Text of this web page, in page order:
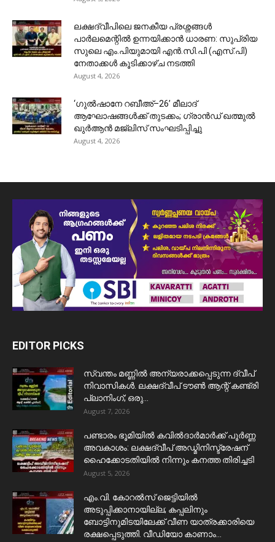
ലക്ഷദ്വീപിലെ ജനകീയ പ്രശ്നങ്ങൾ
പാർലമെന്റിൽ ഉന്നയിക്കാൻ ധാരണ: സുപ്രിയ
സുലെ എം.പിയുമായി എൻ.സി.പി (എസ്.പി)
നേതാക്കൾ കൂടിക്കാഴ്ച നടത്തി
August 4, 2026
‘ഗുൽഷാനേ റബീഅ്–26’ മീലാദ്
ആഘോഷങ്ങൾക്ക് തുടക്കം; ഗ്രാൻഡ് ഖത്മുൽ
ഖുർആൻ മജ്‌ലിസ് സംഘടിപ്പിച്ചു
August 4, 2026
EDITOR PICKS
സ്വന്തം മണ്ണിൽ അന്യരാക്കപ്പെടുന്ന ദ്വീപ്
നിവാസികൾ. ലക്ഷദ്വീപ് ടൗൺ ആന്റ് കണ്ട്രി
പ്ലാനിംഗ്; ഒരു...
August 7, 2026
പണ്ടാരം ഭൂമിയിൽ കവിൽദാർമാർക്ക് പൂർണ്ണ
അവകാശം: ലക്ഷദ്വീപ് അഡ്മിനിസ്ട്രേഷന്
ഹൈക്കോടതിയിൽ നിന്നും കനത്ത തിരിച്ചടി
August 5, 2026
​എം.വി. കോറൽസ് ജെട്ടിയിൽ
അടുപ്പിക്കാനായില്ല; കപ്പലിനും
ബോട്ടിനുമിടയിലേക്ക് വീണ യാത്രക്കാരിയെ
രക്ഷപ്പെടുത്തി. വീഡിയോ കാണാം...